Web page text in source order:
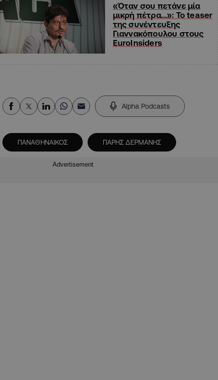
«Όταν σου πετάνε μία
μικρή πέτρα…»: Το teaser
της συνέντευξης
Γιαννακόπουλου στους
EuroInsiders
Alpha Podcasts
ΠΑΝΑΘΗΝΑΙΚΟΣ ΠΑΡΗΣ ΔΕΡΜΑΝΗΣ
Advertisement